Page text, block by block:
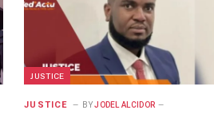
JUSTICE
JUSTICE BY JODEL ALCIDOR